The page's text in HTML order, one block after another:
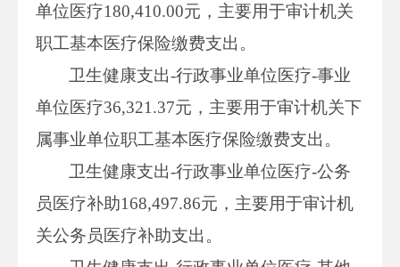
单位医疗180,410.00元，主要用于审计机关
职工基本医疗保险缴费支出。
卫生健康支出-行政事业单位医疗-事业
单位医疗36,321.37元，主要用于审计机关下
属事业单位职工基本医疗保险缴费支出。
卫生健康支出-行政事业单位医疗-公务
员医疗补助168,497.86元，主要用于审计机
关公务员医疗补助支出。